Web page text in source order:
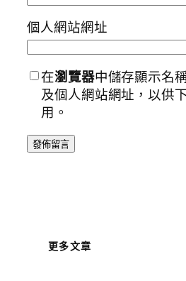
個人網站網址
在瀏覽器中儲存顯示名
及個人網站網址，以供
用。
更多文章